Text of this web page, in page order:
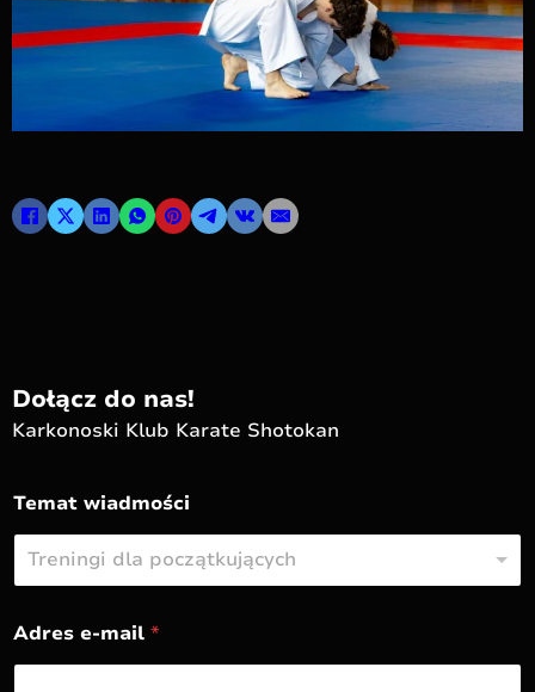
Dołącz do nas!
Karkonoski Klub Karate Shotokan
-
m
Z
a
ł
Temat wiadmości
Treningi dla początkujących
e
m
Adres e-mail *